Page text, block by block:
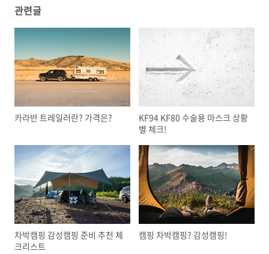
관련글
카라반 트레일러란? 가격은?
KF94 KF80 수술용 마스크 상황
별 체크!
차박캠핑 감성캠핑 준비 추천 체
크리스트
캠핑 차박캠핑? 감성캠핑!